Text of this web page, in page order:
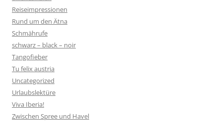
Reiseimpressionen
Rund um den Ätna
Schmährufe
schwarz – black – noir
Tangofieber
Tu felix austria
Uncategorized
Urlaubslektüre
Viva Iberia!
Zwischen Spree und Havel